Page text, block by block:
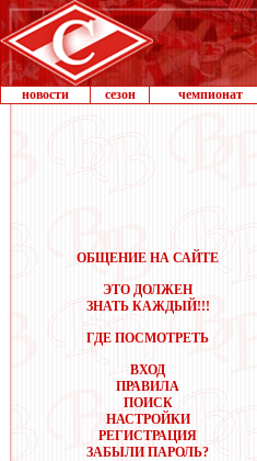
новости сезон чемпионат
ОБЩЕНИЕ НА САЙТЕ
ЭТО ДОЛЖЕН
ЗНАТЬ КАЖДЫЙ!!!
ГДЕ ПОСМОТРЕТЬ
ВХОД
ПРАВИЛА
ПОИСК
НАСТРОЙКИ
РЕГИСТРАЦИЯ
ЗАБЫЛИ ПАРОЛЬ?